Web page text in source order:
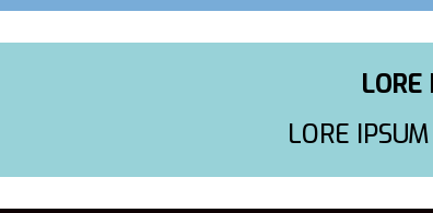
LORE
LORE